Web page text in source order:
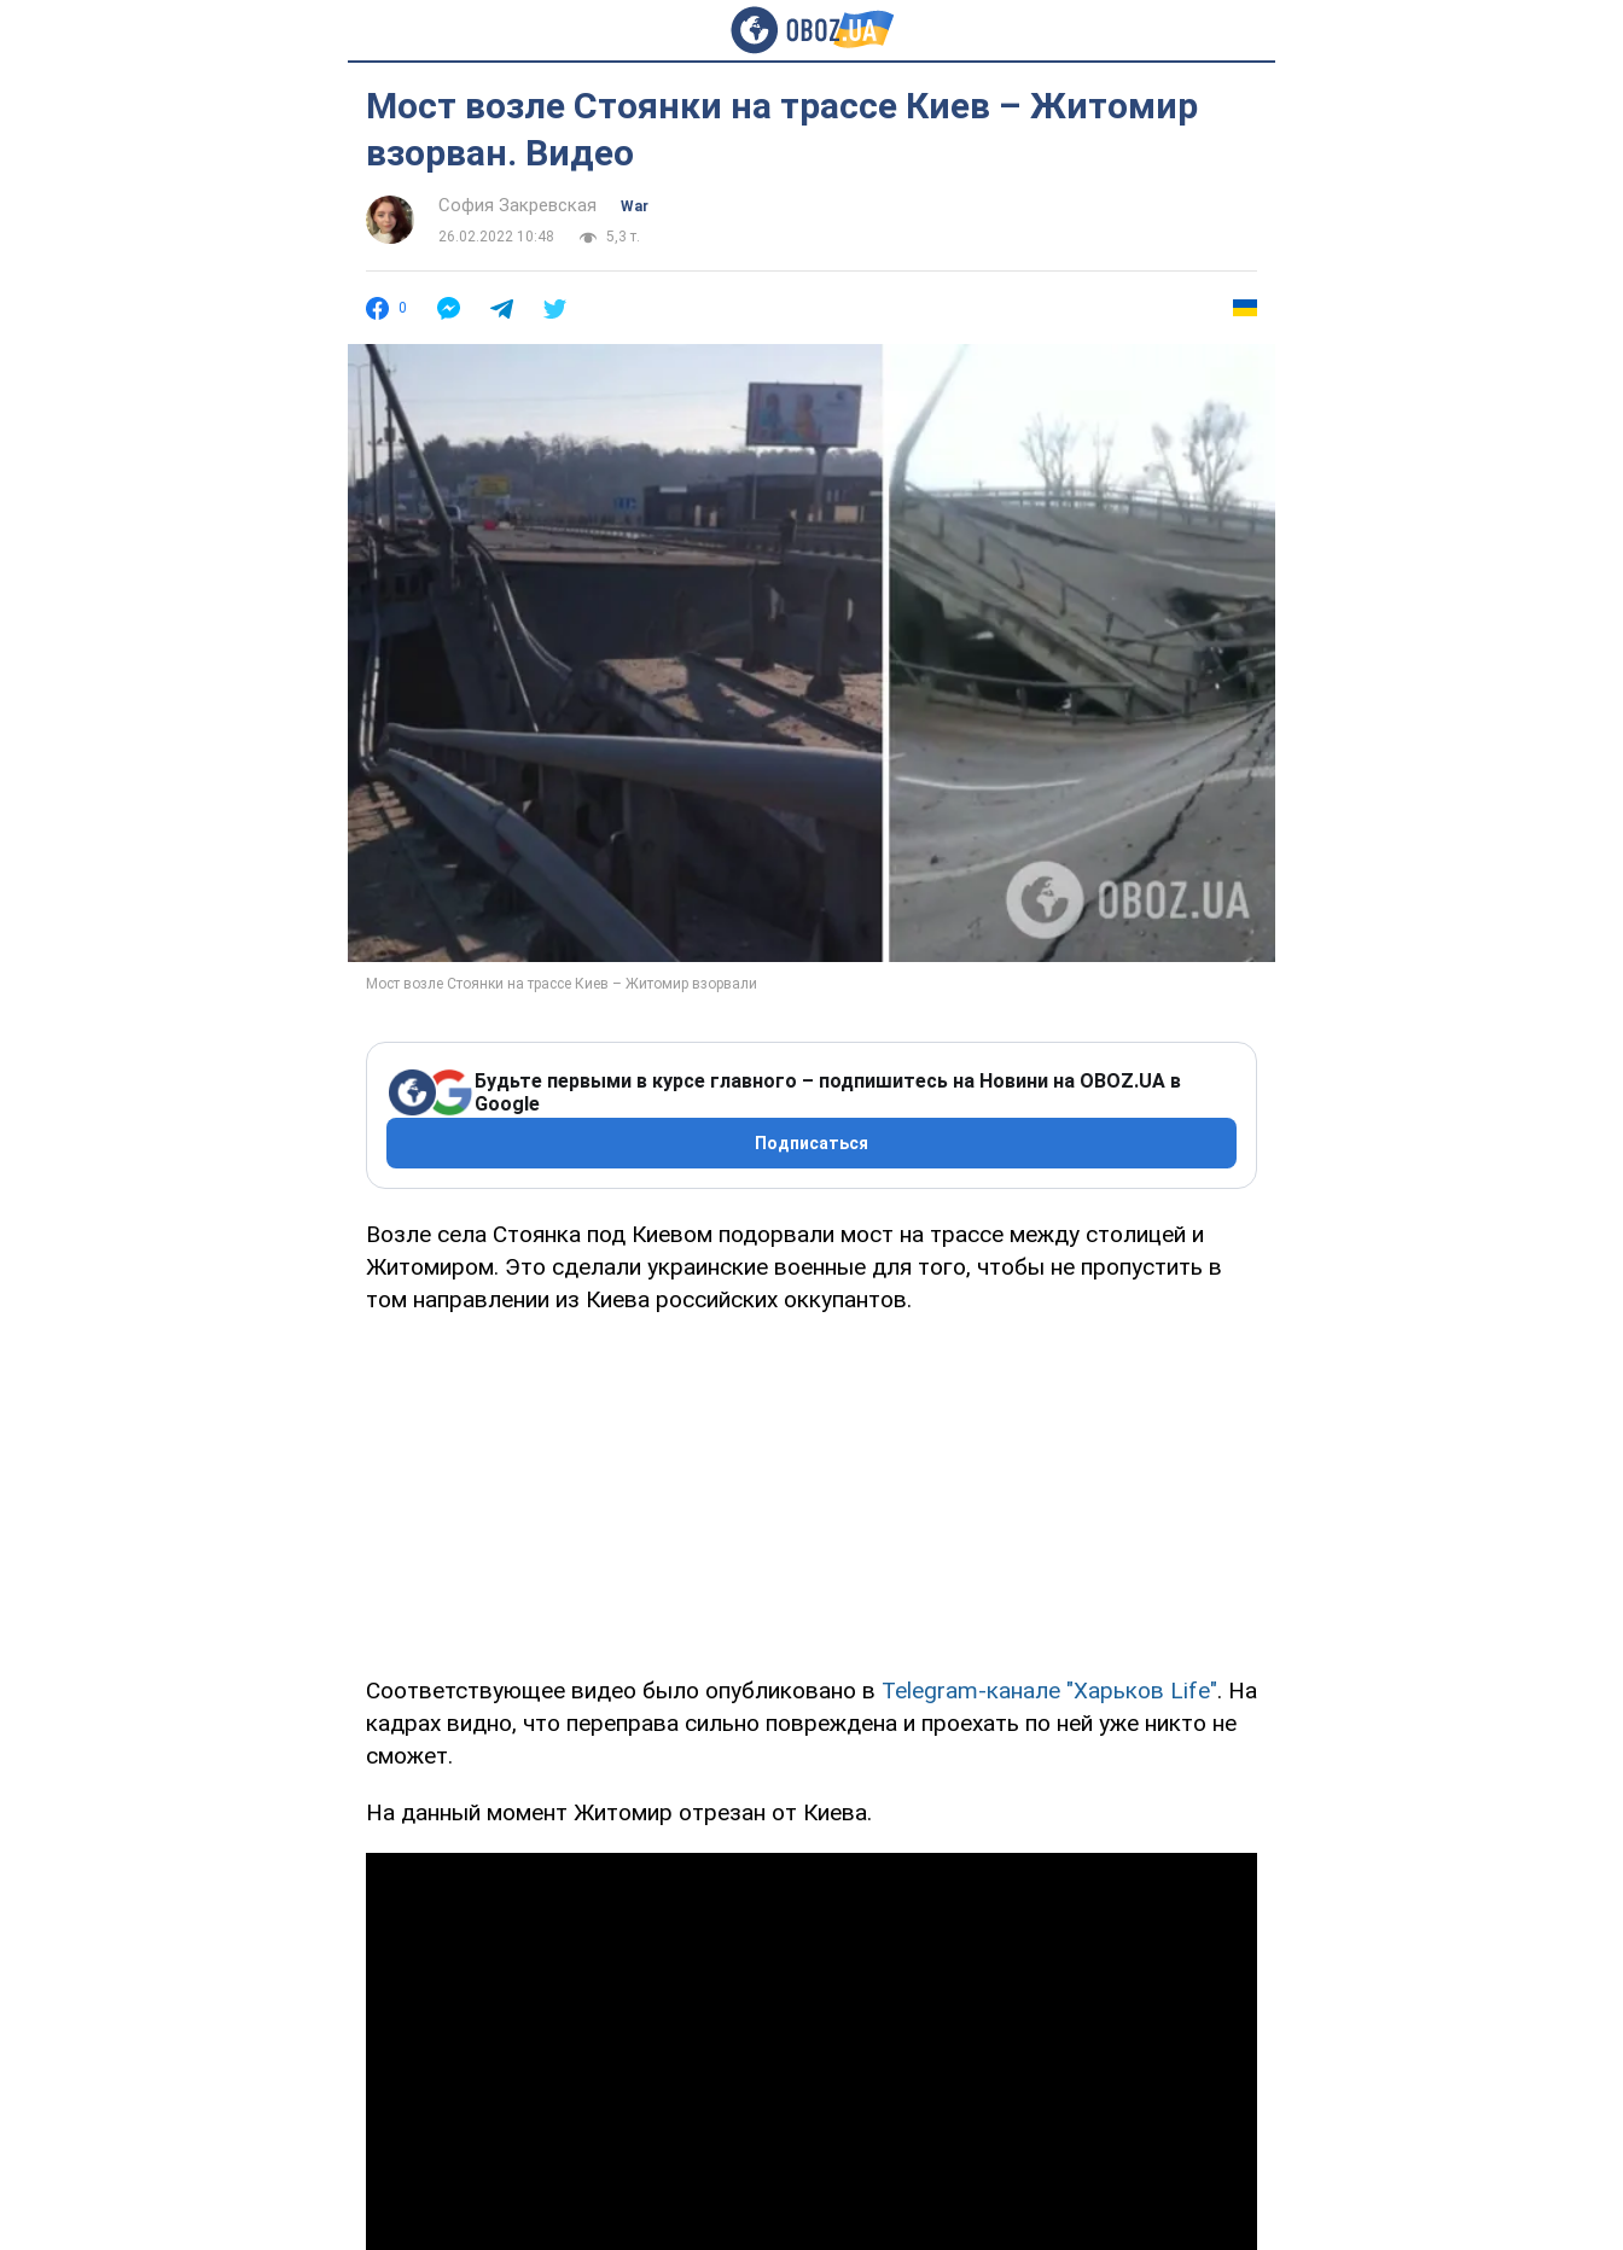
Мост возле Стоянки на трассе Киев – Житомир
взорван. Видео
София Закревская
War
26.02.2022 10:48
5,3 т.
0
Будьте первыми в курсе главного – подпишитесь на Новини на OBOZ.UA в
Google
Подписаться
Возле села Стоянка под Киевом подорвали мост на трассе между столицей и
Житомиром. Это сделали украинские военные для того, чтобы не пропустить в
том направлении из Киева российских оккупантов.
Соответствующее видео было опубликовано в Telegram-канале "Харьков Life". На
кадрах видно, что переправа сильно повреждена и проехать по ней уже никто не
сможет.
На данный момент Житомир отрезан от Киева.